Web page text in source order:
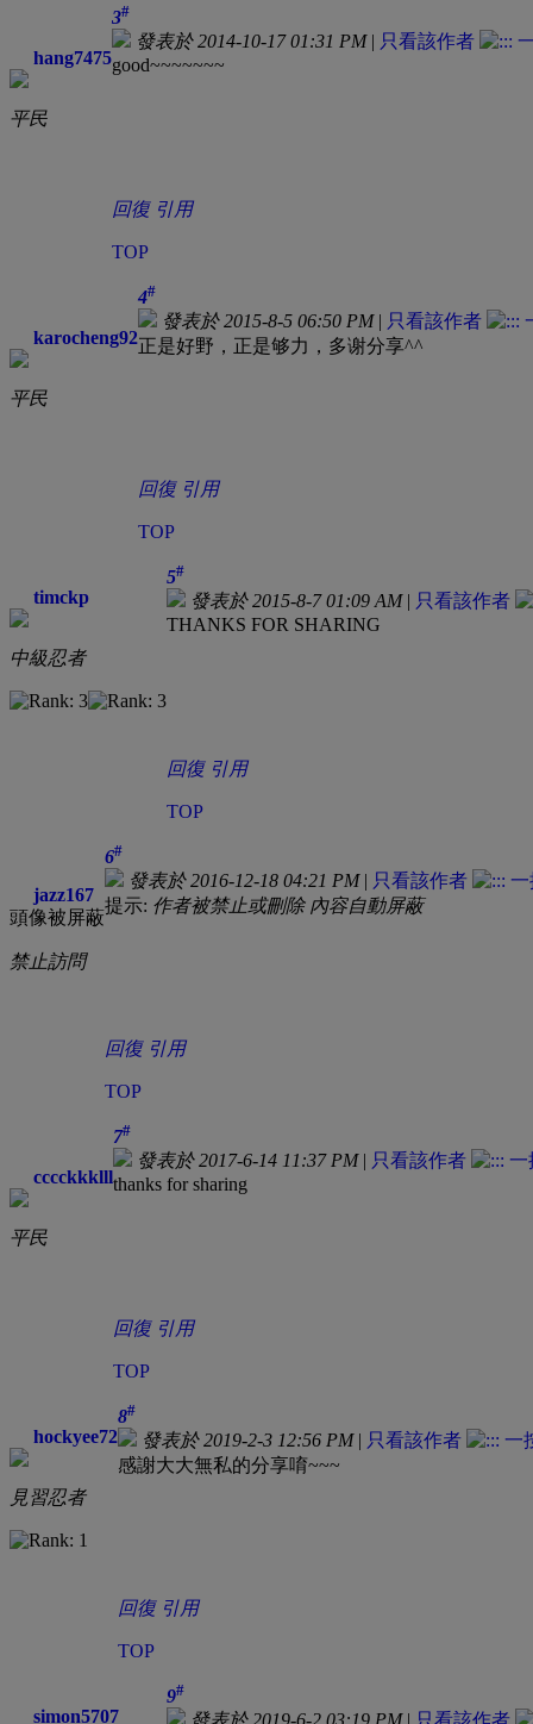
hang7475
平民
3#
發表於 2014-10-17 01:31 PM| 只看該作者
good~~~~~~~
回復 引用
TOP
karocheng92
平民
4#
發表於 2015-8-5 06:50 PM| 只看該作者
正是好野，正是够力，多谢分享^^
回復 引用
TOP
timckp
中級忍者
5#
發表於 2015-8-7 01:09 AM| 只看該作者
THANKS FOR SHARING
回復 引用
TOP
jazz167
頭像被屏蔽
禁止訪問
6#
發表於 2016-12-18 04:21 PM| 只看該作者
提示: 作者被禁止或刪除 內容自動屏蔽
回復 引用
TOP
cccckkklll
平民
7#
發表於 2017-6-14 11:37 PM| 只看該作者
thanks for sharing
回復 引用
TOP
hockyee72
見習忍者
8#
發表於 2019-2-3 12:56 PM| 只看該作者
感謝大大無私的分享唷~~~
回復 引用
TOP
simon5707
9#